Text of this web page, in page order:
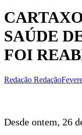
SAÚDE
FOI
Redação Redação
Desde ontem, 26